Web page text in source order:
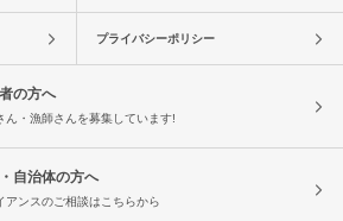
プライバシーポリシー
の方へ
ん・漁師さんを募集しています!
自治体の方へ
アンスのご相談はこちらから